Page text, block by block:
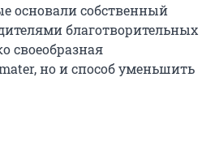
основали собственный
благотворительных
своеобразная
но и способ уменьшить